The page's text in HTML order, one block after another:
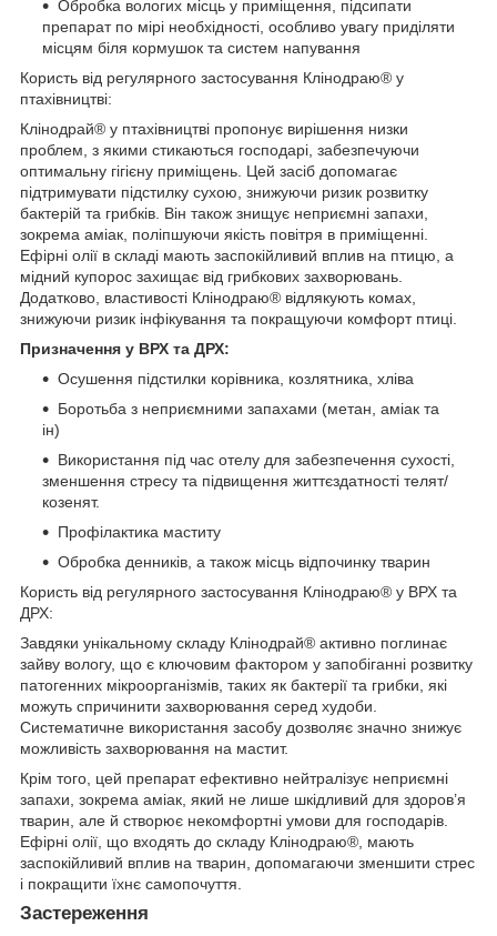
Обробка вологих місць у приміщення, підсипати
препарат по мірі необхідності, особливо увагу приділяти
місцям біля кормушок та систем напування
Користь від регулярного застосування Клінодраю® у
птахівництві:
Клінодрай® у птахівництві пропонує вирішення низки
проблем, з якими стикаються господарі, забезпечуючи
оптимальну гігієну приміщень. Цей засіб допомагає
підтримувати підстилку сухою, знижуючи ризик розвитку
бактерій та грибків. Він також знищує неприємні запахи,
зокрема аміак, поліпшуючи якість повітря в приміщенні.
Ефірні олії в складі мають заспокійливий вплив на птицю, а
мідний купорос захищає від грибкових захворювань.
Додатково, властивості Клінодраю® відлякують комах,
знижуючи ризик інфікування та покращуючи комфорт птиці.
Призначення у ВРХ та ДРХ:
Осушення підстилки корівника, козлятника, хліва
Боротьба з неприємними запахами (метан, аміак та
ін)
Використання під час отелу для забезпечення сухості,
зменшення стресу та підвищення життєздатності телят/
козенят.
Профілактика маститу
Обробка денників, а також місць відпочинку тварин
Користь від регулярного застосування Клінодраю® у ВРХ та
ДРХ:
Завдяки унікальному складу Клінодрай® активно поглинає
зайву вологу, що є ключовим фактором у запобіганні розвитку
патогенних мікроорганізмів, таких як бактерії та грибки, які
можуть спричинити захворювання серед худоби.
Систематичне використання засобу дозволяє значно знижує
можливість захворювання на мастит.
Крім того, цей препарат ефективно нейтралізує неприємні
запахи, зокрема аміак, який не лише шкідливий для здоров’я
тварин, але й створює некомфортні умови для господарів.
Ефірні олії, що входять до складу Клінодраю®, мають
заспокійливий вплив на тварин, допомагаючи зменшити стрес
і покращити їхнє самопочуття.
Застереження